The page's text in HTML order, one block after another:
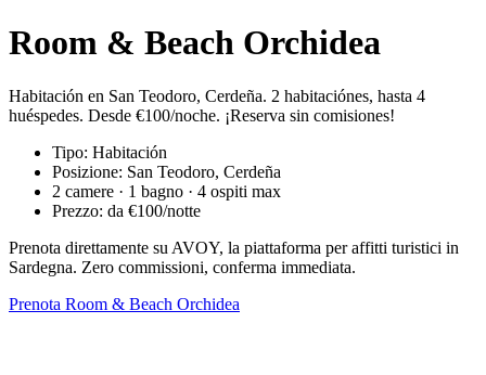
Room & Beach Orchidea
Habitación en San Teodoro, Cerdeña. 2 habitaciónes, hasta 4
huéspedes. Desde €100/noche. ¡Reserva sin comisiones!
Tipo: Habitación
Posizione: San Teodoro, Cerdeña
2 camere · 1 bagno · 4 ospiti max
Prezzo: da €100/notte
Prenota direttamente su AVOY, la piattaforma per affitti turistici in
Sardegna. Zero commissioni, conferma immediata.
Prenota Room & Beach Orchidea